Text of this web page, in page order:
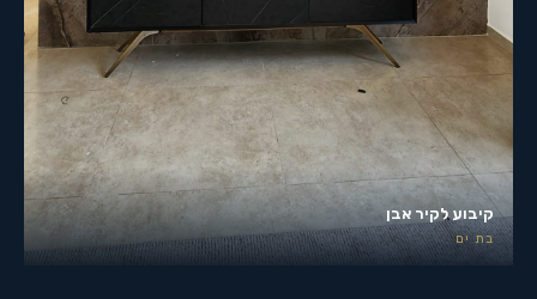
קיבוע לקיר אבן
בת ים